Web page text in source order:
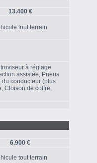
13.400 €
tout terrain
à réglage
assistée, Pneus
du conducteur (plus
Cloison de coffre,
6.900 €
tout terrain